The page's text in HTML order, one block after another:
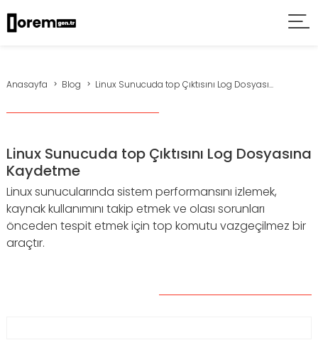
Anasayfa Blog Linux Sunucuda top Çıktısını Log Dosyası...
Linux Sunucuda top Çıktısını Log Dosyasına
Kaydetme
Linux sunucularında sistem performansını izlemek,
kaynak kullanımını takip etmek ve olası sorunları
önceden tespit etmek için top komutu vazgeçilmez bir
araçtır.